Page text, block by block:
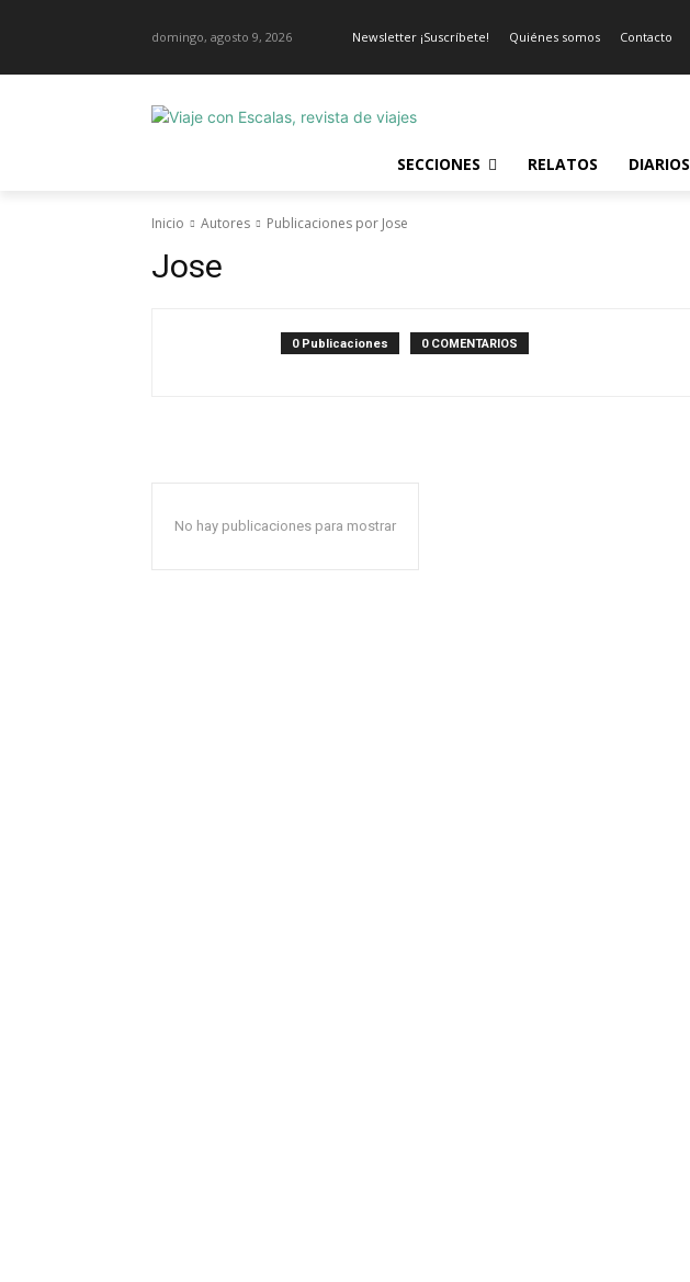
domingo, agosto 9, 2026 Newsletter ¡Suscríbete! Quiénes somos Contacto
SECCIONES RELATOS DIARIOS
Inicio Autores Publicaciones por Jose
Jose
0 Publicaciones 0 COMENTARIOS
No hay publicaciones para mostrar